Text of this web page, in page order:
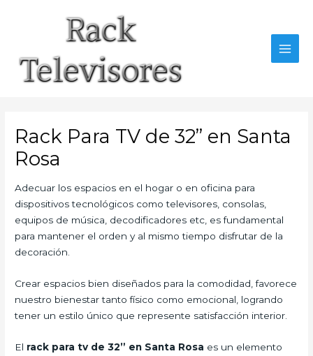
Rack Para TV de 32” en Santa
Rosa
Adecuar los espacios en el hogar o en oficina para
dispositivos tecnológicos como televisores, consolas,
equipos de música, decodificadores etc, es fundamental
para mantener el orden y al mismo tiempo disfrutar de la
decoración.
Crear espacios bien diseñados para la comodidad, favorece
nuestro bienestar tanto físico como emocional, logrando
tener un estilo único que represente satisfacción interior.
El rack para tv de 32” en Santa Rosa es un elemento